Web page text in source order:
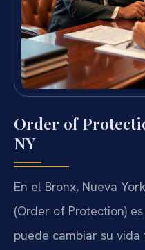
Order of
NY
En el Bronx, Nueva
(Order of Protection)
puede cambiar su